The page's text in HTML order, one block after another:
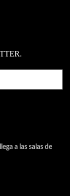
a las salas de